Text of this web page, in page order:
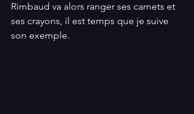
Rimbaud va alors ranger ses carnets et
ses crayons, il est temps que je suive
son exemple.